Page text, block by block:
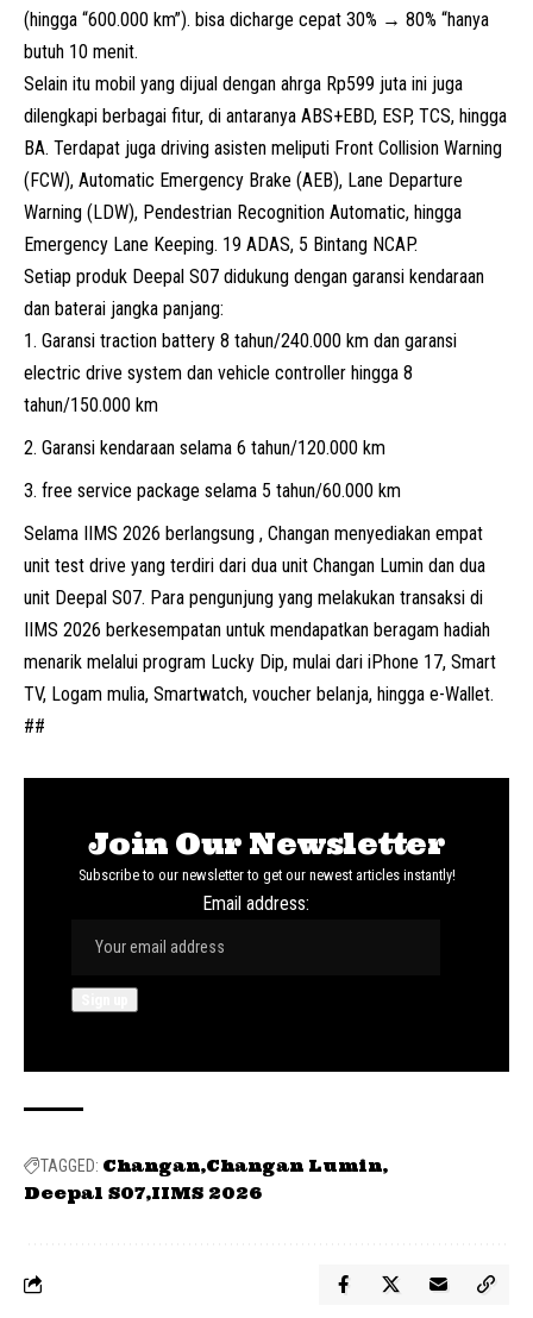
(hingga “600.000 km”). bisa dicharge cepat 30% → 80% “hanya
butuh 10 menit.
Selain itu mobil yang dijual dengan ahrga Rp599 juta ini juga
dilengkapi berbagai fitur, di antaranya ABS+EBD, ESP, TCS, hingga
BA. Terdapat juga driving asisten meliputi Front Collision Warning
(FCW), Automatic Emergency Brake (AEB), Lane Departure
Warning (LDW), Pendestrian Recognition Automatic, hingga
Emergency Lane Keeping. 19 ADAS, 5 Bintang NCAP.
Setiap produk Deepal S07 didukung dengan garansi kendaraan
dan baterai jangka panjang:
Garansi traction battery 8 tahun/240.000 km dan garansi
electric drive system dan vehicle controller hingga 8
tahun/150.000 km
Garansi kendaraan selama 6 tahun/120.000 km
free service package selama 5 tahun/60.000 km
Selama IIMS 2026 berlangsung , Changan menyediakan empat
unit test drive yang terdiri dari dua unit Changan Lumin dan dua
unit Deepal S07. Para pengunjung yang melakukan transaksi di
IIMS 2026 berkesempatan untuk mendapatkan beragam hadiah
menarik melalui program Lucky Dip, mulai dari iPhone 17, Smart
TV, Logam mulia, Smartwatch, voucher belanja, hingga e-Wallet.
##
Join Our Newsletter
Subscribe to our newsletter to get our newest articles instantly!
Email address:
TAGGED: Changan Changan Lumin
Deepal S07 IIMS 2026